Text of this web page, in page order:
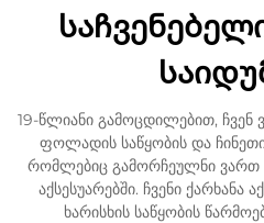
19-წლიანი გამოცდილებით,
ფოლადის საწყობის და
რომლებიც გამორჩეულნი ვართ
აქსესუარებში. ჩვენი ქარხანა
ხარისხის საწყობის